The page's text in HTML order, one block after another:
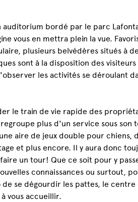
auditorium bordé par le parc
vous en mettra plein la vue.
plusieurs belvédères situés à
sont à la disposition des
les activités se déroulant
le train de vie rapide des
plus d'un service sous son
aire de jeux double pour chiens,
et plus encore. Il y aura donc
un tour! Que ce soit pour y
connaissances ou surtout,
se dégourdir les pattes, le centre
vous accueillir.